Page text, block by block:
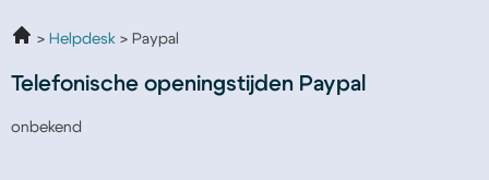
Helpdesk Paypal
Telefonische openingstijden Paypal
onbekend